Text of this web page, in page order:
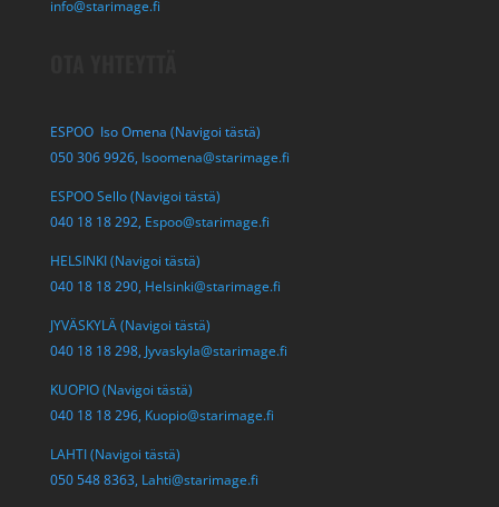
info@starimage.fi
ESPOO Iso Omena (Navigoi tästä)
050 306 9926, Isoomena@starimage.fi
ESPOO Sello (Navigoi tästä)
040 18 18 292, Espoo@starimage.fi
HELSINKI (Navigoi tästä)
040 18 18 290, Helsinki@starimage.fi
JYVÄSKYLÄ (Navigoi tästä)
040 18 18 298, Jyvaskyla@starimage.fi
KUOPIO (Navigoi tästä)
040 18 18 296, Kuopio@starimage.fi
LAHTI (Navigoi tästä)
050 548 8363, Lahti@starimage.fi